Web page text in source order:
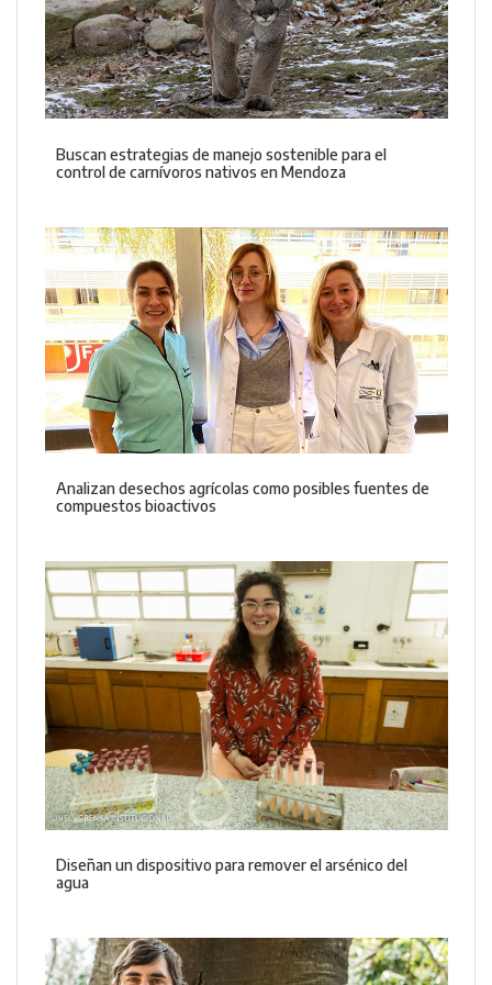
Buscan estrategias de manejo sostenible para el
control de carnívoros nativos en Mendoza
Analizan desechos agrícolas como posibles fuentes de
compuestos bioactivos
Diseñan un dispositivo para remover el arsénico del
agua